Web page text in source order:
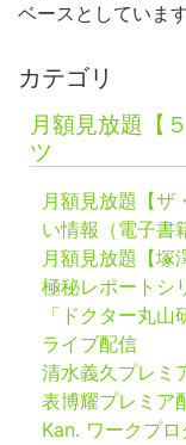
ベースとしています
カテゴリ
月額見放題【
ツ
月額見放題【ザ
い情報（電子書
月額見放題【塚
極秘レポートシ
「ドクター丸
ライブ配信
清水義久プレミ
表博耀プレミア
Kan. ワークプ